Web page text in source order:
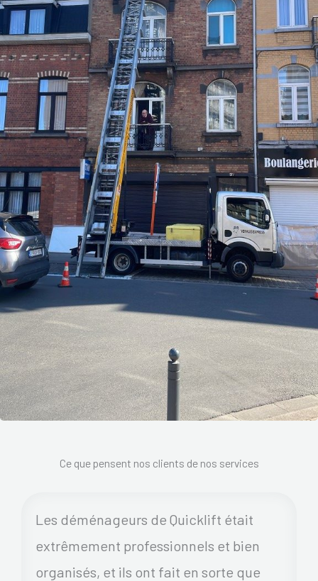
Ce que pensent nos clients de nos services
Les déménageurs de Quicklift était
extrêmement professionnels et bien
organisés, et ils ont fait en sorte que